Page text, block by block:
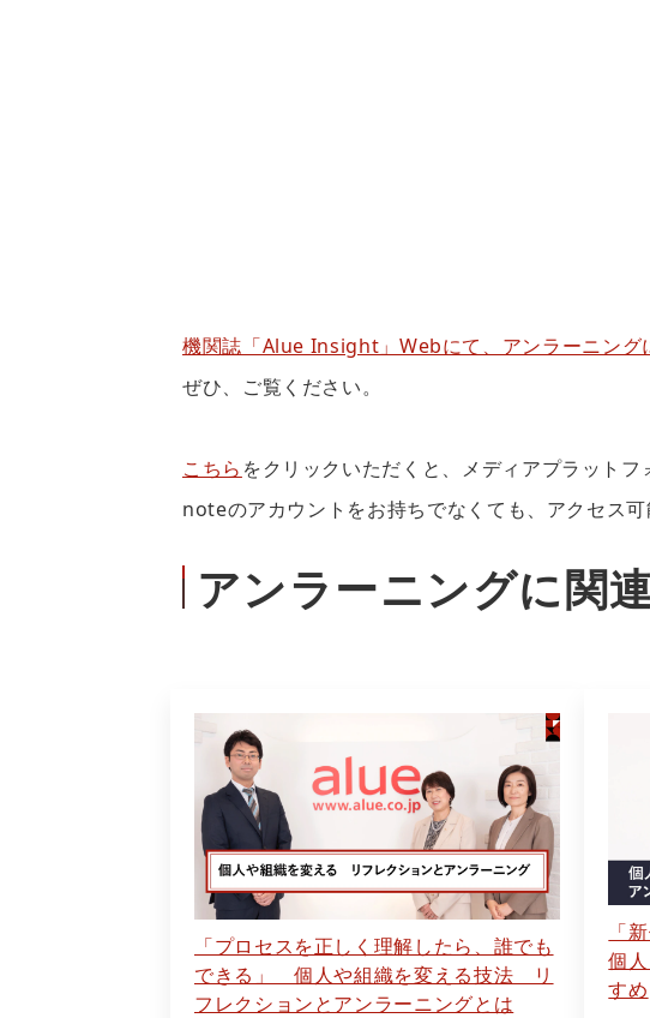
機関誌「Alue Insight」Webにて、アンラーニング
ぜひ、ご覧ください。
こちら をクリックいただくと、メディアプラットフ
noteのアカウントをお持ちでなくても、アクセス可
アンラーニングに関
「プロセスを正しく理解したら、誰でも
できる」 個人や組織を変える技法 リ
フレクションとアンラーニングとは
「
個
すめ